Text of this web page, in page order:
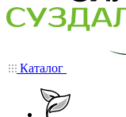
Каталог